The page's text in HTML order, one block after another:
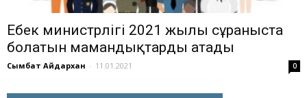
Еңбек министрлігі 2021 жылы сұраныста
болатын мамандықтарды атады
Сымбат Айдархан - 11.01.2021 0